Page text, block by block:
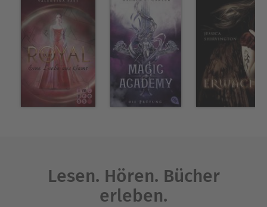
Meagan lebt zurzeit in Asheville, North Carolina,
Amie in Melbourne, Australien. Obwohl sie so weit
voneinander entfernt wohnen, eint sie ihre Liebe
zu Roadtrips, leckeren Zwischenmahlzeiten und
Space Operas.
Ausblenden
Lesen. Hören. Bücher
erleben.